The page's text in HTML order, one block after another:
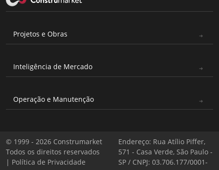
Projetos e Obras
Inteligência de Mercado
Operação e Manutenção
© 1999 - 2026 Construmarket
Todos os direitos reservados
| Política de Privacidade
Endereço: Rua Atílio Piffer,
571 - Casa Verde, São Paulo -
SP / CNPJ: 03.706.177/0001-